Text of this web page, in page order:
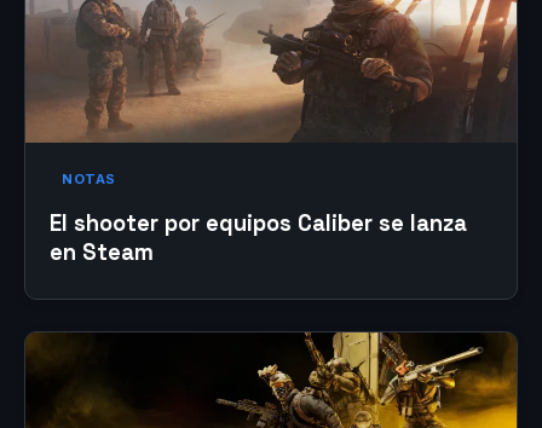
NOTAS
El shooter por equipos Caliber se lanza
en Steam